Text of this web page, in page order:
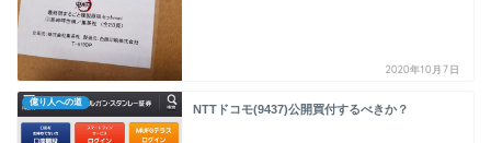
2020年10月7日
億り人への道
NTTドコモ(9437)公開買付するべきか？